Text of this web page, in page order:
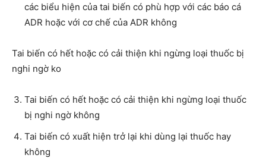
các biểu hiện của tai biến có phù hợp với các báo cá
ADR hoặc với cơ chế của ADR không
Tai biến có hết hoặc có cải thiện khi ngừng loại thuốc bị
nghi ngờ ko
Tai biến có hết hoặc có cải thiện khi ngừng loại thuốc
bị nghi ngờ không
Tai biến có xuất hiện trở lại khi dùng lại thuốc hay
không